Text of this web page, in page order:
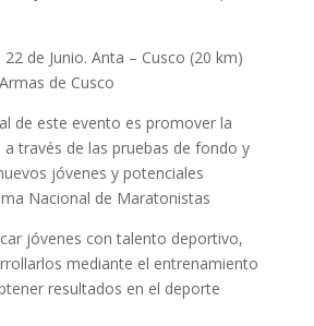
de Junio. Anta – Cusco (20 km)
de Cusco
de este evento es promover la
través de las pruebas de fondo y
jóvenes y potenciales
Nacional de Maratonistas
jóvenes con talento deportivo,
mediante el entrenamiento
resultados en el deporte